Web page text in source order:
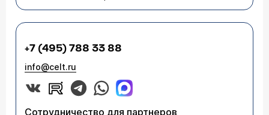
+7 (495) 788 33 88
info@celt.ru
Сотрудничество для партнеров